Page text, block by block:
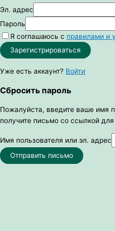
Эл. адрес
Пароль
Я соглашаюсь с правилами и
Зарегистрироваться
Уже есть аккаунт? Войти
Сбросить пароль
Пожалуйста, введите ваше имя
получите письмо со ссылкой
Имя пользователя или эл. адрес
Отправить письмо